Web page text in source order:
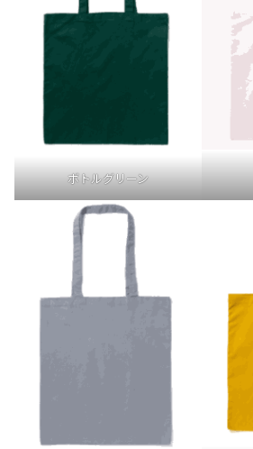
ボトルグリーン